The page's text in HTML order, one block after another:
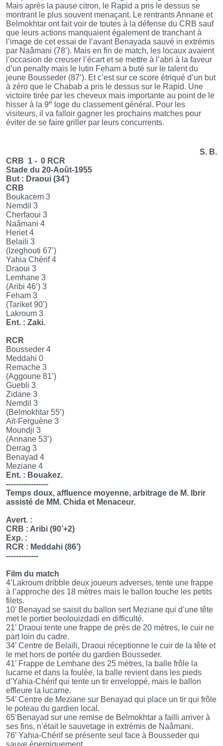
Mais après la pause citron, le Rapid a pris le dessus se
montrant le plus souvent menaçant. Le rentrants Annane et
Belmokhtar ont fait voir de toutes à la défense du CRB sauf
que leurs actions manquaient également de tranchant à
l’image de cet essai de l’avant Benayada sauvé in extrémis
par Naâmani (78’). Mais en fin de match, les locaux avaient
l’occasion de creuser l’écart et se mettre à l’abri à la faveur
d’un penalty mais le lutin Feham a buté sur le talent du
jeune Bousseder (87’). Et c’est sur ce score étriqué d’un but
à zéro que le Chabab a pris le dessus sur le Rapid. Une
victoire tirée par les cheveux mais importante au point de le
hisser à la 9e
loge du classement général. Pour les
visiteurs, il va falloir gagner les prochains matches pour
éviter de se faire griller par leurs concurrents.
S. B.
CRB 1 - 0 RCR
Stade du 20-Août-1955
But : Draoui (34’)
CRB
Boukacem 3
Nemdil 3
Cherfaoui 3
Naâmani 4
Heriet 4
Belaili 3
(Izeghouti 67’)
Yahia Chérif 4
Draoui 3
Lemhane 3
(Aribi 46‘) 3
Feham 3
(Tariket 90’)
Lakroum 3
Ent. : Zaki.
RCR
Bousseder 4
Meddahi 0
Remache 3
(Aggoune 81’)
Guebli 3
Zidane 3
Nemdil 3
(Belmokhtar 55’)
Aït-Ferguène 3
Moundji 3
(Annane 53’)
Derrag 3
Benayad 4
Meziane 4
Ent. : Bouakez.
-----------------
Temps doux, affluence moyenne, arbitrage de M. Ibrir
assisté de MM. Chida et Menaceur.
Avert. :
CRB : Aribi (90’+2)
Exp. :
RCR : Meddahi (86’)
-------------
Film du match
4’Lakroum dribble deux joueurs adverses, tente une frappe
à l’approche des 18 mètres mais le ballon touche les petits
filets.
10’ Benayad se saisit du ballon sert Meziane qui d’une tête
met le portier beolouizdadi en difficulté.
21’ Draoui tente une frappe de près de 20 mètres, le cuir ne
part loin du cadre.
34’ Centre de Belaïli, Draoui réceptionne le cuir de la tête et
le met hors de portée du gardien Bousseder.
41’ Frappe de Lemhane des 25 mètres, la balle frôle la
lucarne et dans la foulée, la balle revient dans les pieds
d’Yahia-Chérif qui tente un tir enveloppé, mais le ballon
effleure la lucarne.
54’ Centre de Meziane sur Benayad qui place un tir qui frôle
le poteau du gardien local.
65’Benayad sur une remise de Belmokhtar a failli arriver à
ses fins, n’était le sauvetage in extrémis de Naâmani.
76’ Yahia-Chérif se présente seul face à Bousseder qui
sauve énergiquement.